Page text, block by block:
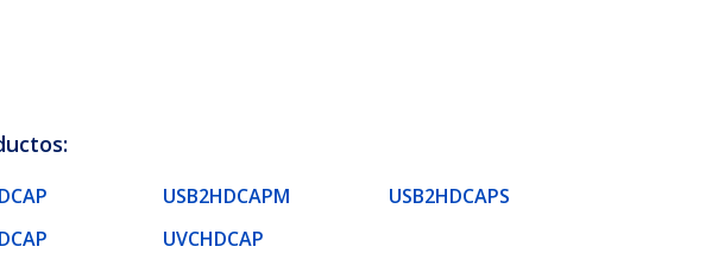
USB2HDCAPM
USB2HDCAPS
UVCHDCAP